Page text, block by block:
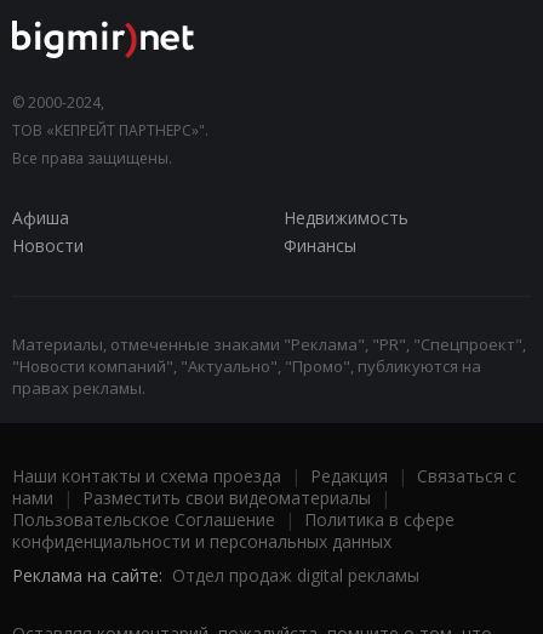
© 2000-2024,
ТОВ «КЕПРЕЙТ ПАРТНЕРС»".
Все права защищены.
Афиша
Недвижимость
Новости
Финансы
Материалы, отмеченные знаками "Реклама", "PR", "Спецпроект",
"Новости компаний", "Актуально", "Промо", публикуются на
правах рекламы.
Наши контакты и схема проезда | Редакция | Связаться с
нами | Разместить свои видеоматериалы |
Пользовательское Соглашение |
Политика в сфере
конфиденциальности и персональных данных
Реклама на сайте: Отдел продаж digital рекламы